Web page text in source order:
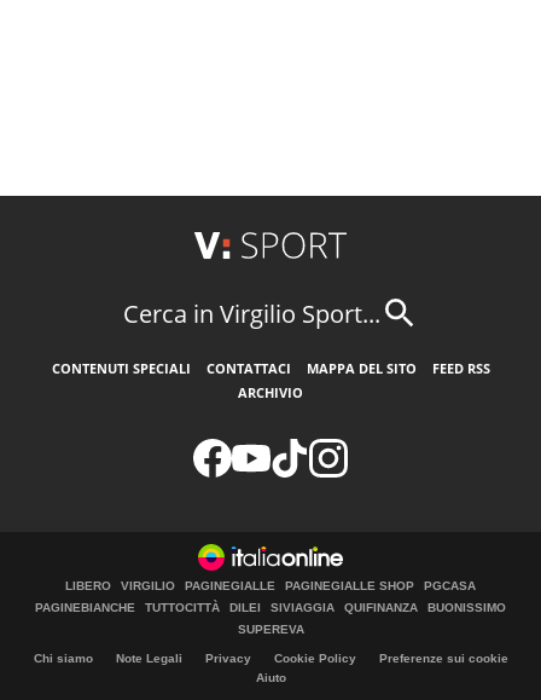
Cerca in Virgilio Sport...
CONTENUTI SPECIALI CONTATTACI MAPPA DEL SITO
FEED RSS
ARCHIVIO
LIBERO VIRGILIO PAGINEGIALLE PAGINEGIALLE SHOP
PGCASA
PAGINEBIANCHE
TUTTOCITTÀ DILEI SIVIAGGIA QUIFINANZA
BUONISSIMO
SUPEREVA
Chi siamo Note Legali Privacy Cookie Policy
Preferenze sui cookie
Aiuto